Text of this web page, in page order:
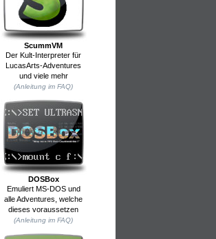
ScummVM
Der Kult-Interpreter für
LucasArts-Adventures
und viele mehr
(Anleitung im FAQ)
DOSBox
Emuliert MS-DOS und
alle Adventures, welche
dieses voraussetzen
(Anleitung im FAQ)